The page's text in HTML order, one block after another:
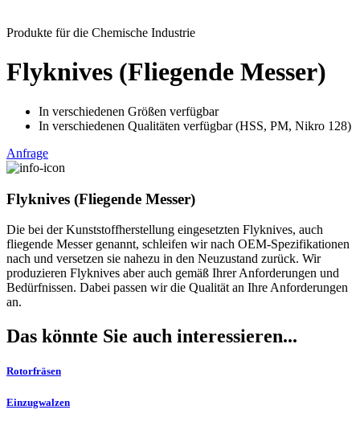
Produkte für die Chemische Industrie
Flyknives (Fliegende Messer)
In verschiedenen Größen verfügbar
In verschiedenen Qualitäten verfügbar (HSS, PM, Nikro 128)
Anfrage
Flyknives (Fliegende Messer)
Die bei der Kunststoffherstellung eingesetzten Flyknives, auch
fliegende Messer genannt, schleifen wir nach OEM-Spezifikationen
nach und versetzen sie nahezu in den Neuzustand zurück. Wir
produzieren Flyknives aber auch gemäß Ihrer Anforderungen und
Bedürfnissen. Dabei passen wir die Qualität an Ihre Anforderungen
an.
Das könnte Sie auch interessieren...
Rotorfräsen
Einzugwalzen